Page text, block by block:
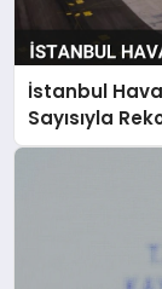
İstanbul
Sayısıyla